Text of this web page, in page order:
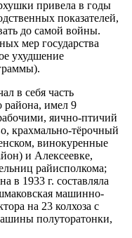
привела в годы
показателей,
до самой войны.
мер государства
ухудшение
в себя часть
района, имел 9
яично-птичий
крахмально-тёрочный
винокуренные
и Алексеевке,
райисполкома;
в 1933 г. составляла
машинно-
на 23 колхоза с
полуторатонки,